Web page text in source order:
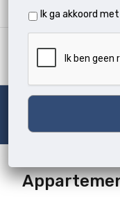
Alle soorten
Ik ga akkoord